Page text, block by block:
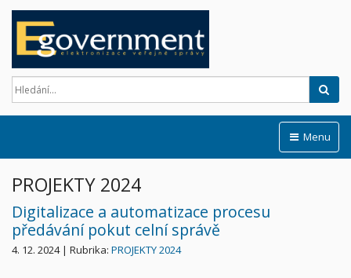
Menu
PROJEKTY 2024
Digitalizace a automatizace procesu
předávání pokut celní správě
4. 12. 2024 | Rubrika: PROJEKTY 2024